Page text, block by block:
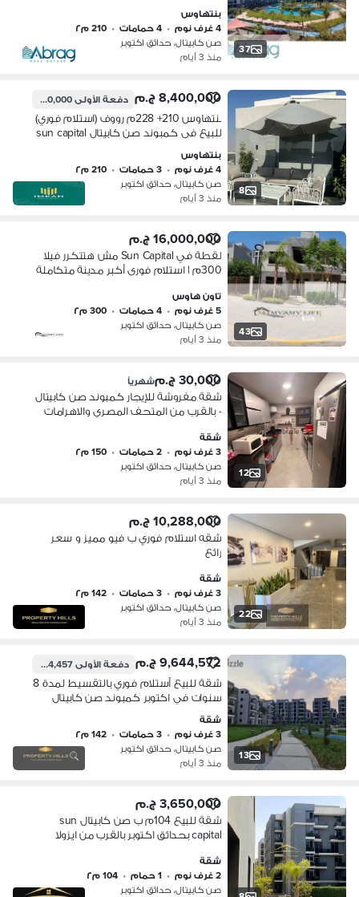
37
بنتهاوس
4 غرف نوم
• 4 حمامات • 210 م٢
صن كابيتال، حدائق اكتوبر
منذ 3 أيام
8
8,400,000 ج.م دفعة الأولى1,400,000 ج.م
بنتهاوس 210+ 228م رووف (استلام فوري)
للبيع فى كمبوند صن كابيتال sun capital
بنتهاوس
4 غرف نوم
• 3 حمامات • 210 م٢
صن كابيتال، حدائق اكتوبر
منذ 3 أيام
43
16,000,000 ج.م
لقطة في Sun Capital مش هتتكرر فيلا
300م | استلام فورى أكبر مدينة متكاملة
تاون هاوس
5 غرف نوم
• 4 حمامات • 300 م٢
صن كابيتال، حدائق اكتوبر
منذ 3 أيام
12
30,000 ج.م شهرياً
شقة مفروشة للإيجار كمبوند صن كابيتال
- بالقرب من المتحف المصري والاهرامات
شقة
3 غرف نوم
• 2 حمامات • 150 م٢
صن كابيتال، حدائق اكتوبر
منذ 3 أيام
22
10,288,000 ج.م
شقه استلام فوري ب فيو مميز و سعر
رائع
شقة
3 غرف نوم
• 3 حمامات • 142 م٢
صن كابيتال، حدائق اكتوبر
منذ 3 أيام
13
9,644,572 ج.م دفعة الأولى964,457 ج.م
شقة للبيع أستلام فوري بالتقسيط لمدة 8
سنوات في اكتوبر كمبوند صن كابيتال
شقة
3 غرف نوم
• 3 حمامات • 142 م٢
صن كابيتال، حدائق اكتوبر
منذ 3 أيام
3,650,000 ج.م
شقة للبيع 104م ب صن كابيتال sun
capital بحدائق اكتوبر بالقرب من ايزولا
هايتس و اشجار سيتي و كنز كمبوند و
روك ايدين
شقة
2 غرف نوم
• 1 حمام • 104 م٢
صن كابيتال، حدائق اكتوبر